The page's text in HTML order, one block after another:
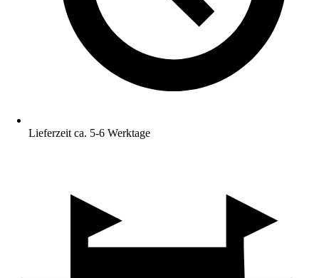
Lieferzeit ca. 5-6 Werktage